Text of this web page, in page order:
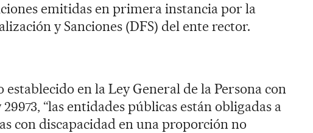
emitidas en primera instancia por la
y Sanciones (DFS) del ente rector.
establecido en la Ley General de la Persona con
“las entidades públicas están obligadas a
con discapacidad en una proporción no